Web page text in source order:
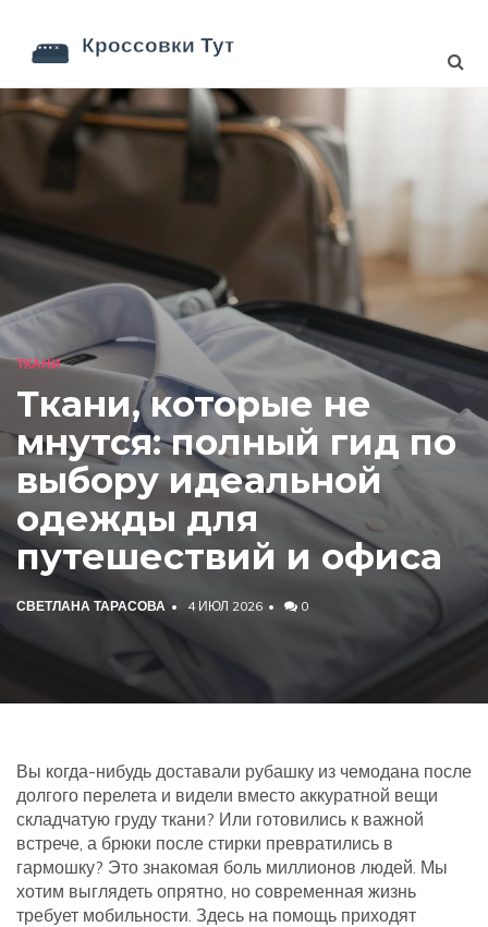
ТКАНИ
Ткани, которые не
мнутся: полный гид по
выбору идеальной
одежды для
путешествий и офиса
СВЕТЛАНА ТАРАСОВА 4 ИЮЛ 2026 0
Вы когда-нибудь доставали рубашку из чемодана после
долгого перелета и видели вместо аккуратной вещи
складчатую груду ткани? Или готовились к важной
встрече, а брюки после стирки превратились в
гармошку? Это знакомая боль миллионов людей. Мы
хотим выглядеть опрятно, но современная жизнь
требует мобильности. Здесь на помощь приходят